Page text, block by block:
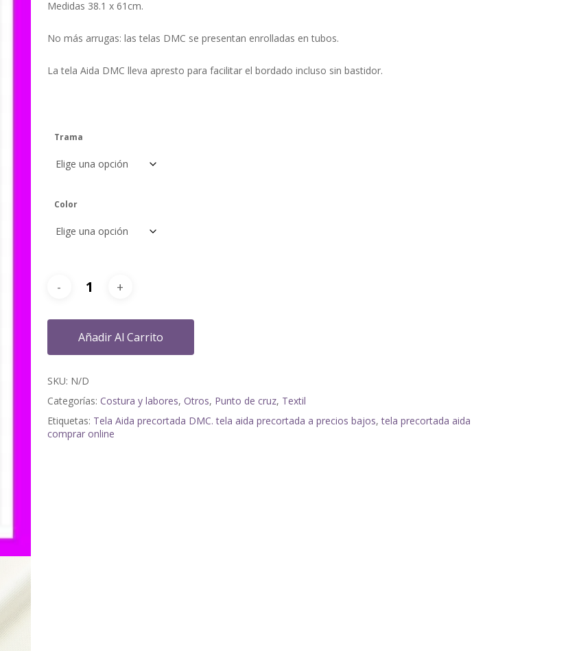
Medidas 38.1 x 61cm.
No más arrugas: las telas DMC se presentan enrolladas en tubos.
La tela Aida DMC lleva apresto para facilitar el bordado incluso sin bastidor.
Trama
Color
Añadir Al Carrito
SKU: N/D
Categorías: Costura y labores, Otros, Punto de cruz, Textil
Etiquetas: Tela Aida precortada DMC. tela aida precortada a precios bajos,tela precortada aida
comprar online